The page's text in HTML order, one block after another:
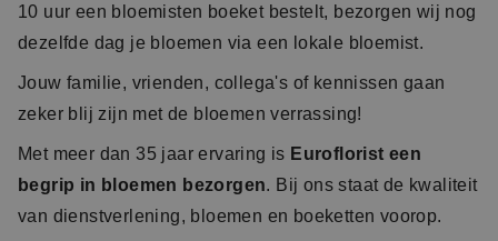
10 uur een bloemisten boeket bestelt, bezorgen wij nog
dezelfde dag je bloemen via een lokale bloemist.
Jouw familie, vrienden, collega's of kennissen gaan
zeker blij zijn met de bloemen verrassing!
Met meer dan 35 jaar ervaring is Euroflorist een
begrip in bloemen bezorgen. Bij ons staat de kwaliteit
van dienstverlening, bloemen en boeketten voorop.